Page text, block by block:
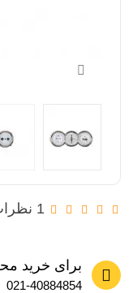
1 نظرات
برای خرید
021-40884854